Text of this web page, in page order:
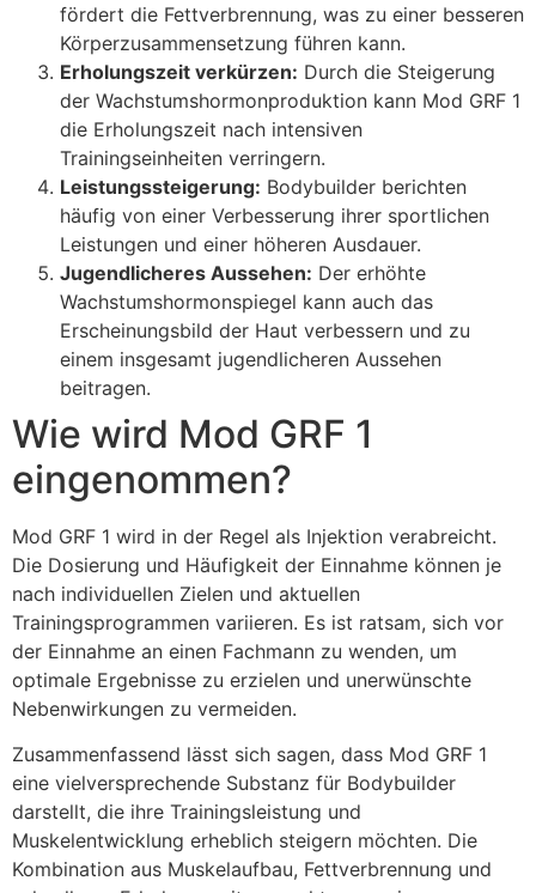
fördert die Fettverbrennung, was zu einer besseren
Körperzusammensetzung führen kann.
Erholungszeit verkürzen: Durch die Steigerung
der Wachstumshormonproduktion kann Mod GRF 1
die Erholungszeit nach intensiven
Trainingseinheiten verringern.
Leistungssteigerung: Bodybuilder berichten
häufig von einer Verbesserung ihrer sportlichen
Leistungen und einer höheren Ausdauer.
Jugendlicheres Aussehen: Der erhöhte
Wachstumshormonspiegel kann auch das
Erscheinungsbild der Haut verbessern und zu
einem insgesamt jugendlicheren Aussehen
beitragen.
Wie wird Mod GRF 1
eingenommen?
Mod GRF 1 wird in der Regel als Injektion verabreicht.
Die Dosierung und Häufigkeit der Einnahme können je
nach individuellen Zielen und aktuellen
Trainingsprogrammen variieren. Es ist ratsam, sich vor
der Einnahme an einen Fachmann zu wenden, um
optimale Ergebnisse zu erzielen und unerwünschte
Nebenwirkungen zu vermeiden.
Zusammenfassend lässt sich sagen, dass Mod GRF 1
eine vielversprechende Substanz für Bodybuilder
darstellt, die ihre Trainingsleistung und
Muskelentwicklung erheblich steigern möchten. Die
Kombination aus Muskelaufbau, Fettverbrennung und